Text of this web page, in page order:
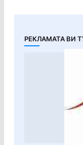
РЕКЛАМАТА ВИ